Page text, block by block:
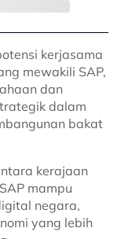
kerjasama
mewakili SAP,
dan
dalam
bakat
kerajaan
mampu
negara,
yang lebih